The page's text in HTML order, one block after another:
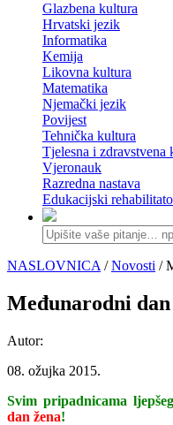
Glazbena kultura
Hrvatski jezik
Informatika
Kemija
Likovna kultura
Matematika
Njemački jezik
Povijest
Tehnička kultura
Tjelesna i zdravstvena
Vjeronauk
Razredna nastava
Edukacijski
NASLOVNICA /Novosti /
Međunarodni dan
Autor:
08. ožujka 2015.
Svim pripadnicama
dan žena!